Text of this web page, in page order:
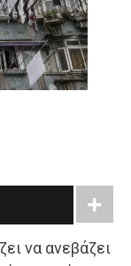
να ανεβάζει